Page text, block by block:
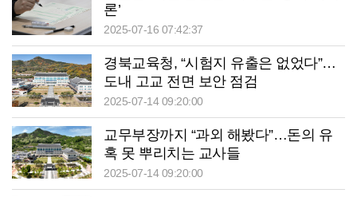
론’
2025-07-16 07:42:37
경북교육청, “시험지 유출은 없었다”…
도내 고교 전면 보안 점검
2025-07-14 09:20:00
교무부장까지 “과외 해봤다”…돈의 유
혹 못 뿌리치는 교사들
2025-07-14 09:20:00